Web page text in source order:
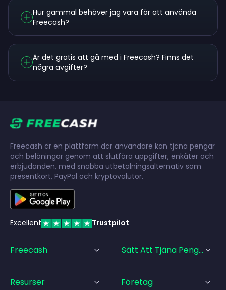
Hur gammal behöver jag vara för att använda
Freecash?
Är det gratis att gå med i Freecash? Finns det
några avgifter?
Freecash är en plattform där användare kan tjäna pengar
och belöningar genom att slutföra uppgifter, enkäter och
erbjudanden, med snabba utbetalningsalternativ som
presentkort, PayPal och kryptovalutor.
Excellent Trustpilot
Freecash Sätt Att Tjäna Pengar
Resurser Företag